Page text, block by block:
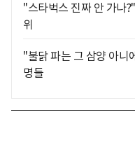
"스타벅스 진짜 안 가나
위
"불닭 파는 그 삼양 아니
명들